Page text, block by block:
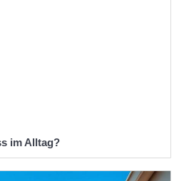
im Alltag?